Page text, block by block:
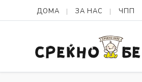
ДОМА ЗА НАС ЧПП